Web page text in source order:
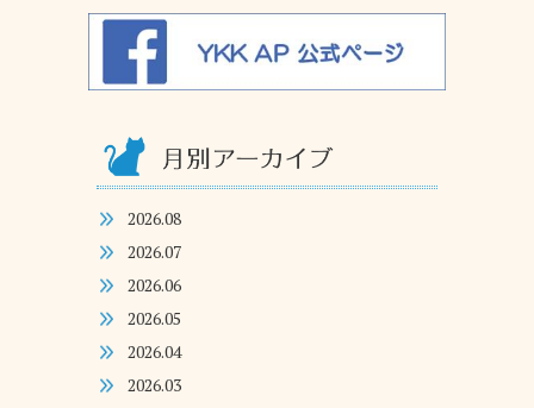
2026.08
2026.07
2026.06
2026.05
2026.04
2026.03